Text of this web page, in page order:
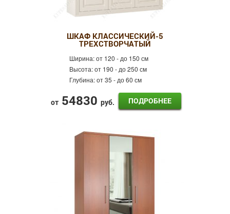
ШКАФ КЛАССИЧЕСКИЙ-5
ТРЕХСТВОРЧАТЫЙ
Ширина:от 120 - до 150 см
Высота:от 190 - до 250 см
Глубина:от 35 - до 60 см
от 54830 руб. ПОДРОБНЕЕ